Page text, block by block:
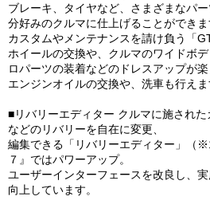
ブレーキ、タイヤなど、さまざまなパ
分好みのクルマに仕上げることができま
カスタムやメンテナンスを請け負う「
ホイールの交換や、クルマのワイドボ
ロパーツの装着などのドレスアップが楽
エンジンオイルの交換や、洗車も行えま
■リバリーエディター クルマに施され
などのリバリーを自在に変更、
編集できる「リバリーエディター」（
７』ではパワーアップ。
ユーザーインターフェースを改良し、
向上しています。